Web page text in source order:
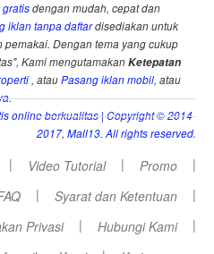
gratisdengan mudah, cepat dan
iklan tanpa daftardisediakan untuk
Dengan tema yang cukup
Kami mengutamakanKetepatan
, atauPasang iklan mobil, atau
.
online berkualitas| Copyright © 2014-
2017, Mall13. All rights reserved.
| Video Tutorial | Promo
|
| Syarat dan Ketentuan
|
Privasi
| Hubungi Kami
|